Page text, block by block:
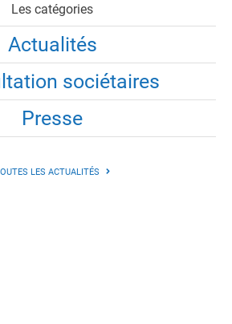
Les catégories
Actualités
sociétaires
Presse
LES ACTUALITÉS